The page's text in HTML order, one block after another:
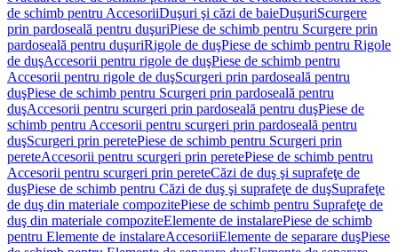
de schimb pentru AccesoriiDuşuri şi căzi de baieDuşuriScurgere
prin pardoseală pentru duşuriPiese de schimb pentru Scurgere prin
pardoseală pentru duşuriRigole de duşPiese de schimb pentru Rigole
de duşAccesorii pentru rigole de duşPiese de schimb pentru
Accesorii pentru rigole de duşScurgeri prin pardoseală pentru
duşPiese de schimb pentru Scurgeri prin pardoseală pentru
duşAccesorii pentru scurgeri prin pardoseală pentru duşPiese de
schimb pentru Accesorii pentru scurgeri prin pardoseală pentru
duşScurgeri prin peretePiese de schimb pentru Scurgeri prin
pereteAccesorii pentru scurgeri prin peretePiese de schimb pentru
Accesorii pentru scurgeri prin pereteCăzi de duş şi suprafeţe de
duşPiese de schimb pentru Căzi de duş şi suprafeţe de duşSuprafeţe
de duş din materiale compozitePiese de schimb pentru Suprafeţe de
duş din materiale compoziteElemente de instalarePiese de schimb
pentru Elemente de instalareAccesoriiElemente de separare duşPiese